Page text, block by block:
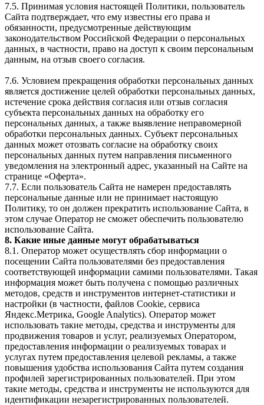
7.5. Принимая условия настоящей Политики, пользователь
Сайта подтверждает, что ему известны его права и
обязанности, предусмотренные действующим
законодательством Российской Федерации о персональных
данных, в частности, право на доступ к своим персональным
данным, на отзыв своего согласия.
7.6. Условием прекращения обработки персональных данных
является достижение целей обработки персональных данных,
истечение срока действия согласия или отзыв согласия
субъекта персональных данных на обработку его
персональных данных, а также выявление неправомерной
обработки персональных данных. Субъект персональных
данных может отозвать согласие на обработку своих
персональных данных путем направления письменного
уведомления на электронный адрес, указанный на Сайте на
странице «Оферта».
7.7. Если пользователь Сайта не намерен предоставлять
персональные данные или не принимает настоящую
Политику, то он должен прекратить использование Сайта, в
этом случае Оператор не сможет обеспечить пользователю
использование Сайта.
8. Какие иные данные могут обрабатываться
8.1. Оператор может осуществлять сбор информации о
посещении Сайта пользователями без предоставления
соответствующей информации самими пользователями. Такая
информация может быть получена с помощью различных
методов, средств и инструментов интернет-статистики и
настройки (в частности, файлов Cookie, сервиса
Яндекс.Метрика, Google Analytics). Оператор может
использовать такие методы, средства и инструменты для
продвижения товаров и услуг, реализуемых Оператором,
предоставления информации о реализуемых товарах и
услугах путем предоставления целевой рекламы, а также
повышения удобства использования Сайта путем создания
профилей зарегистрированных пользователей. При этом
такие методы, средства и инструменты не используются для
идентификации незарегистрированных пользователей.